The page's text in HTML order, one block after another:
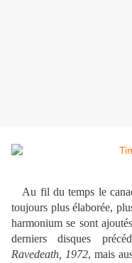
Au fil du temps le
toujours plus élaborée,
harmonium se sont
derniers disques
Ravedeath, 1972, mais